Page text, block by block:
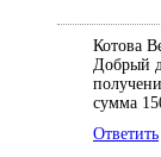
Котова
Добрый
сумма
Ответить